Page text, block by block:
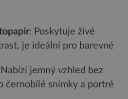
: Poskytuje živé
je ideální pro barevné
jemný vzhled bez
černobílé snímky a portré